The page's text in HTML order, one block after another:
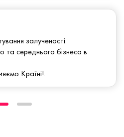
залученості.
середнього бізнеса в
Країні!.